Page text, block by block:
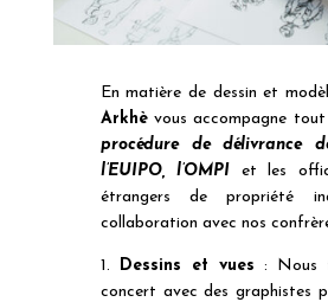
En matière de dessin et
Arkhèvous accompagne
procédure de délivrance
l’EUIPO, l’OMPI et les
étrangers de propriété
collaboration avec nos
1. Dessins et vues : Nous
concert avec des graphistes